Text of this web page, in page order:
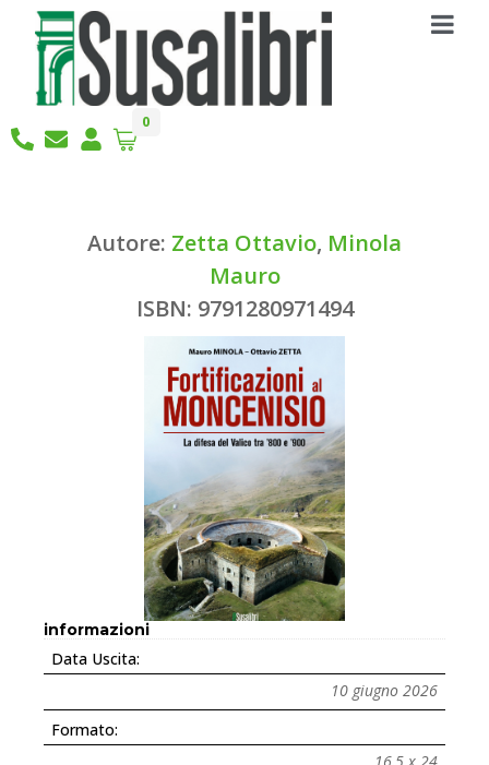
0
Autore: Zetta Ottavio, Minola
Mauro
ISBN: 9791280971494
informazioni
Data Uscita:
10 giugno 2026
Formato:
16,5 x 24